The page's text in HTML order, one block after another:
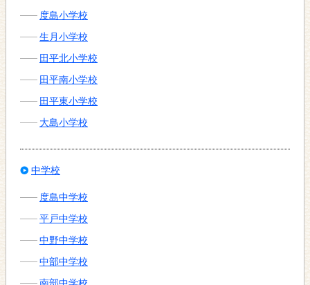
度島小学校
生月小学校
田平北小学校
田平南小学校
田平東小学校
大島小学校
中学校
度島中学校
平戸中学校
中野中学校
中部中学校